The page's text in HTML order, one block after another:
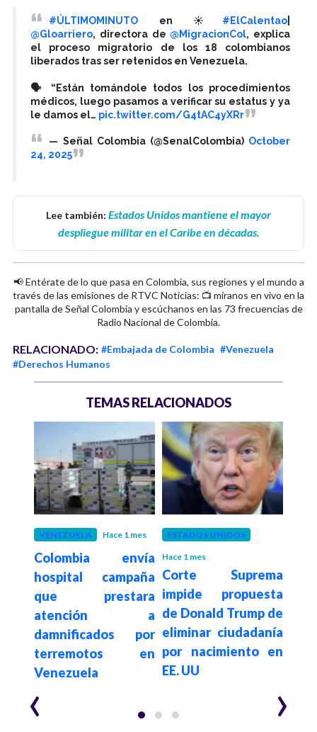
#ÚLTIMOMINUTO en ☀️ #ElCalentao
@Gloarriero, directora de @MigracionCol, explica
el proceso migratorio de los 18 colombianos
liberados tras ser retenidos en Venezuela.
🗣️ “Están tomándole todos los procedimientos
médicos, luego pasamos a verificar su estatus y ya
le damos el… pic.twitter.com/G4tAC4yXRr
— Señal Colombia (@SenalColombia) October
24, 2025
Lee también: Estados Unidos mantiene el mayor
despliegue militar en el Caribe en décadas.
📢 Entérate de lo que pasa en Colombia, sus regiones y el mundo a
través de las emisiones de RTVC Noticias: 📺 míranos en vivo en la
pantalla de Señal Colombia y escúchanos en las 73 frecuencias de
Radio Nacional de Colombia.
RELACIONADO: #Embajada de Colombia #Venezuela
#Derechos Humanos
TEMAS RELACIONADOS
VENEZUELA Hace 1 mes
Colombia envía
hospital campaña
que prestara
atención a
damnificados por
terremotos en
Venezuela
ESTADOS UNIDOS
Hace 1 mes
Corte Suprema
impide propuesta
de Donald Trump de
eliminar ciudadanía
por nacimiento en
EE. UU
‹ ›